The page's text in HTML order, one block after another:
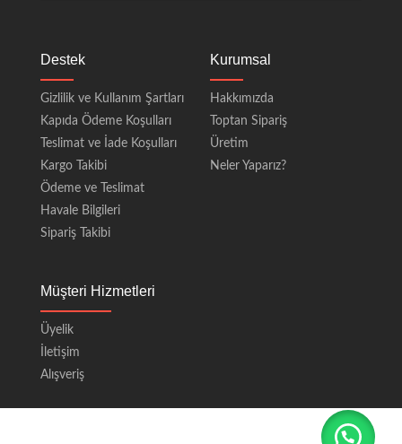
Destek
Gizlilik ve Kullanım Şartları
Kapıda Ödeme Koşulları
Teslimat ve İade Koşulları
Kargo Takibi
Ödeme ve Teslimat
Havale Bilgileri
Sipariş Takibi
Kurumsal
Hakkımızda
Toptan Sipariş
Üretim
Neler Yaparız?
Müşteri Hizmetleri
Üyelik
İletişim
Alışveriş